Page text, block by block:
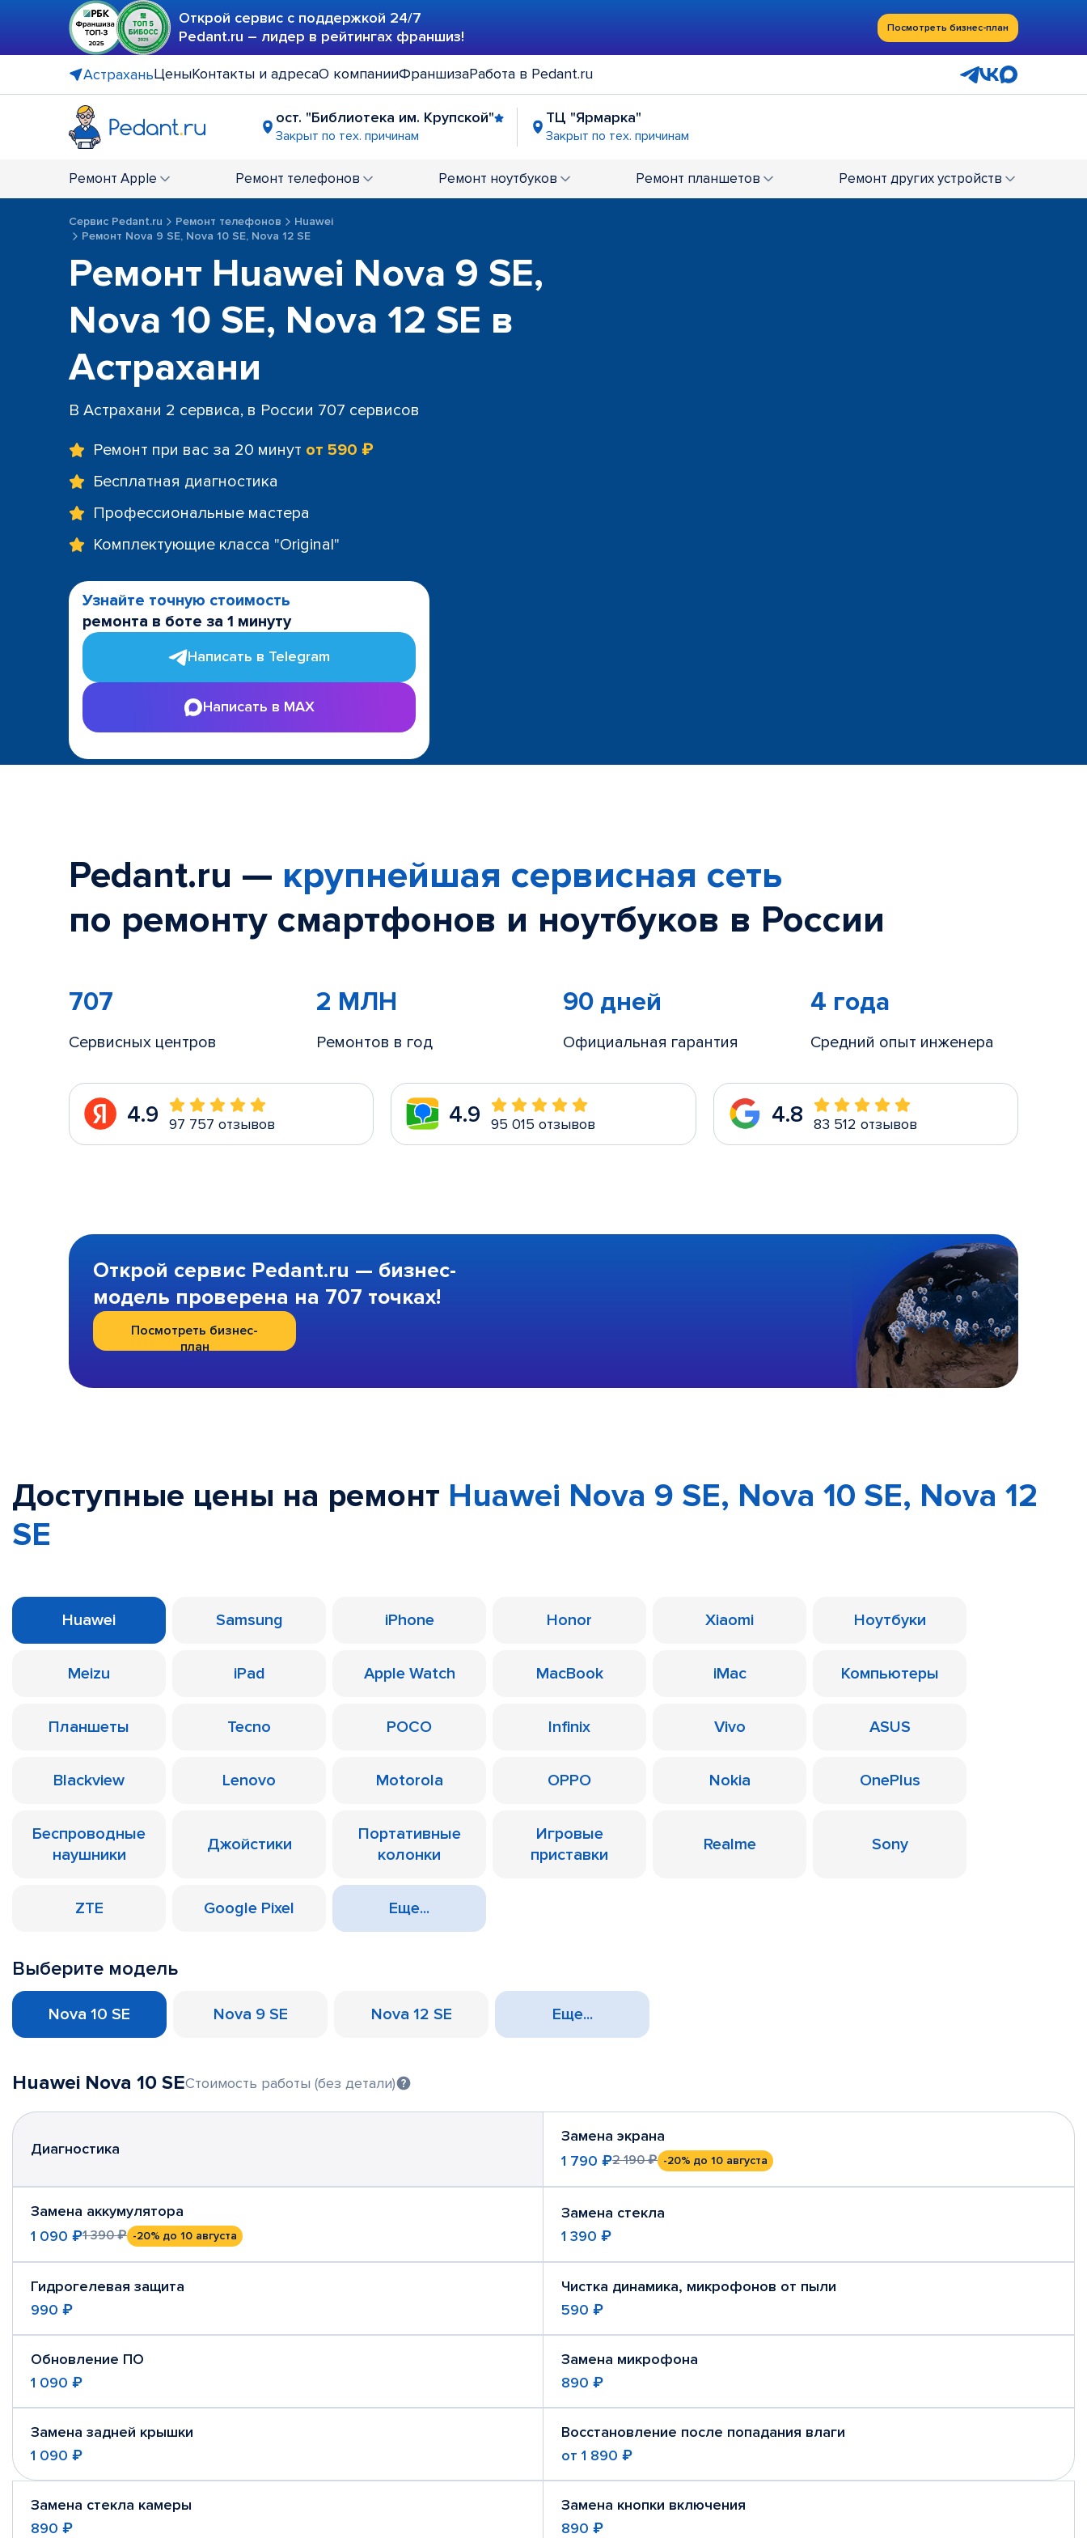
Открой сервис с поддержкой 24/7
Pedant.ru – лидер в рейтингах франшиз!
Посмотреть бизнес-план
АстраханьЦеныКонтакты и адресаО компанииФраншизаРабота в Pedant.ru
ост. "Библиотека им. Крупской"
Закрыт по тех. причинам
ТЦ "Ярмарка"
Закрыт по тех. причинам
Ремонт Apple Ремонт телефонов Ремонт ноутбуков Ремонт планшетов Ремонт других устройств
Сервис Pedant.ru Ремонт телефонов
Huawei
Ремонт Nova 9 SE, Nova 10 SE, Nova 12 SE
Ремонт Huawei Nova 9 SE,
Nova 10 SE, Nova 12 SE в
Астрахани
В Астрахани 2 сервиса, в России 707 сервисов
Ремонт при вас за 20 минут от 590 ₽
Бесплатная диагностика
Профессиональные мастера
Комплектующие класса "Original"
Узнайте точную стоимость
ремонта в боте за 1 минуту
Написать в Telegram
Написать в MAX
Pedant.ru — крупнейшая сервисная сеть
по ремонту смартфонов и ноутбуков в России
707
Сервисных центров
2 МЛН
Ремонтов в год
90 дней
Официальная гарантия
4 года
Средний опыт инженера
4.9 97 757 отзывов 4.9 95 015 отзывов 4.8 83 512 отзывов
Открой сервис Pedant.ru — бизнес-
модель проверена на 707 точках!
Посмотреть бизнес-
план
Доступные цены на ремонт Huawei Nova 9 SE, Nova 10 SE, Nova 12
SE
Huawei Samsung iPhone Honor Xiaomi Ноутбуки
Meizu iPad Apple Watch MacBook iMac Компьютеры
Планшеты Tecno POCO Infinix Vivo ASUS
Blackview Lenovo Motorola OPPO Nokia OnePlus
Беспроводные
наушники
Джойстики
Портативные
колонки
Игровые
приставки
Realme Sony
ZTE Google Pixel Еще...
Выберите модель
Nova 10 SE Nova 9 SE Nova 12 SE Еще...
Huawei Nova 10 SEСтоимость работы (без детали)
Диагностика
Замена экрана
1 790 ₽2 190 ₽ -20% до 10 августа
Замена аккумулятора
1 090 ₽1 390 ₽ -20% до 10 августа
Замена стекла
1 390 ₽
Гидрогелевая защита
990 ₽
Чистка динамика, микрофонов от пыли
590 ₽
Обновление ПО
1 090 ₽
Замена микрофона
890 ₽
Замена задней крышки
1 090 ₽
Восстановление после попадания влаги
от 1 890 ₽
Замена стекла камеры
890 ₽
Замена кнопки включения
890 ₽